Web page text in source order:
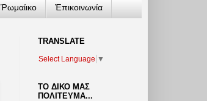
Ῥωμαίικο Ἐπικοινωνία
TRANSLATΕ
Select Language ▼
ΤΟ ΔΙΚΟ ΜΑΣ
ΠΟΛΙΤΕΥΜΑ...